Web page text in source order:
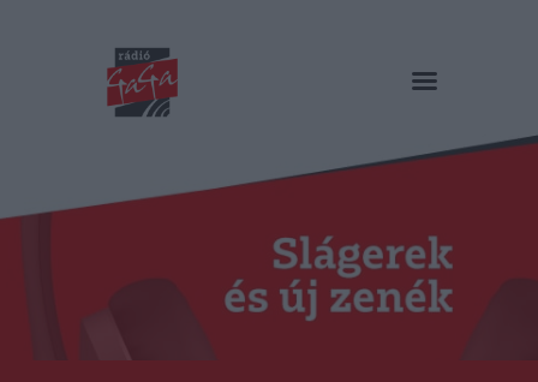
RÁDIÓ GAGA
Műsorok
Duma Duba
Podcast és videók
Stáb